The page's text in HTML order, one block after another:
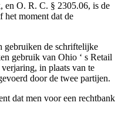
en O. R. C. § 2305.06, is de
het moment dat de
gebruiken de schriftelijke
gebruik van Ohio ‘ s Retail
in plaats van te
door de twee partijen.
dat men voor een rechtbank